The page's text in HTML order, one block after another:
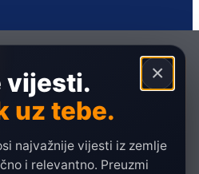
×
vijesti.
uz tebe.
najvažnije vijesti iz zemlje
i relevantno. Preuzmi